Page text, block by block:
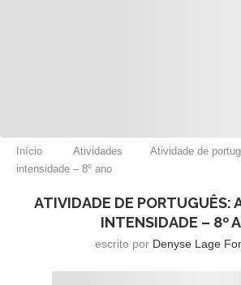
Início Atividades
Atividade de
intensidade – 8º ano
ATIVIDADE DE PORTUGUÊS:
INTENSIDADE – 8º
escrito por Denyse Lage